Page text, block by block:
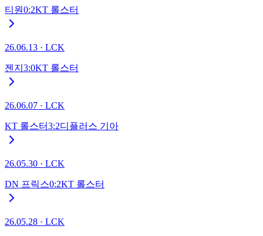
티원0:2KT 롤스터
26.06.13 · LCK
젠지 3:0KT 롤스터
26.06.07 · LCK
KT 롤스터3:2디플러스 기아
26.05.30 · LCK
DN 프릭스0:2KT 롤스터
26.05.28 · LCK